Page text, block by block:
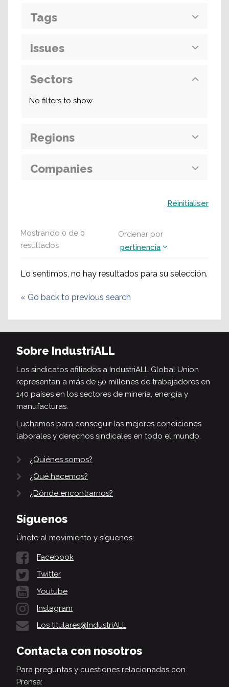
Mostrando 0 de 0
resultados
Ordenar por
pertinencia
Lo sentimos, no hay resultados para su selección.
« Go back to previous search
Tags
Issues
Sectors
No filters to show
Regions
Companies
Réinitialiser
Sobre IndustriALL
Los sindicatos afiliados a IndustriALL Global Union
representan a más de 50 millones de trabajadores en
140 países en los sectores de minería, energía y
manufacturas.
Luchamos para conseguir las mejores condiciones
laborales y derechos sindicales en todo el mundo.
¿Quiénes somos?
¿Qué hacemos?
¿Dónde encontrarnos?
Síguenos
Únete al movimiento y síguenos:
Facebook
Twitter
Youtube
Instagram
Los titulares@IndustriALL
Contacta con nosotros
Para preguntas y cuestiones relacionadas con
Prensa: